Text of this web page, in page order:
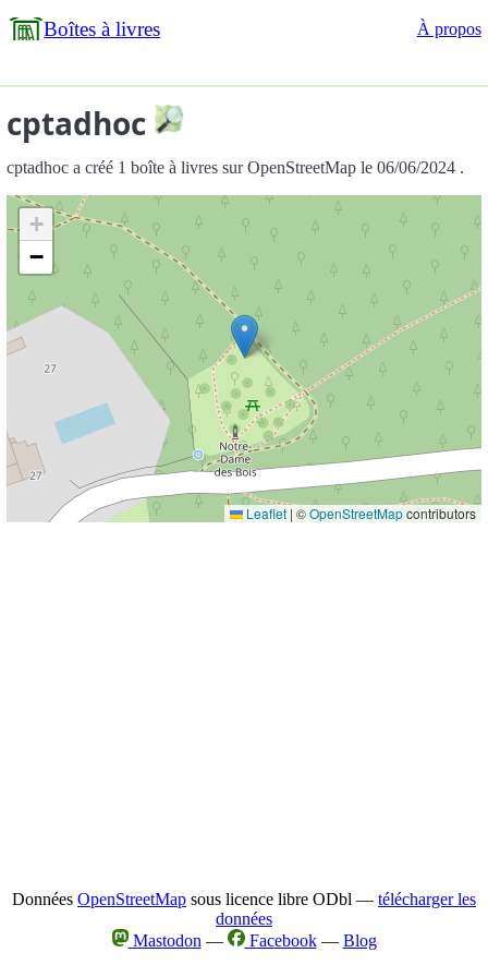
Boîtes à livres À propos
cptadhoc
cptadhoc a créé 1 boîte à livres sur OpenStreetMap le 06/06/2024 .
+
−
Leaflet | ©OpenStreetMapcontributors
Données OpenStreetMap sous licence libre ODbl — télécharger les
données
Mastodon — Facebook— Blog